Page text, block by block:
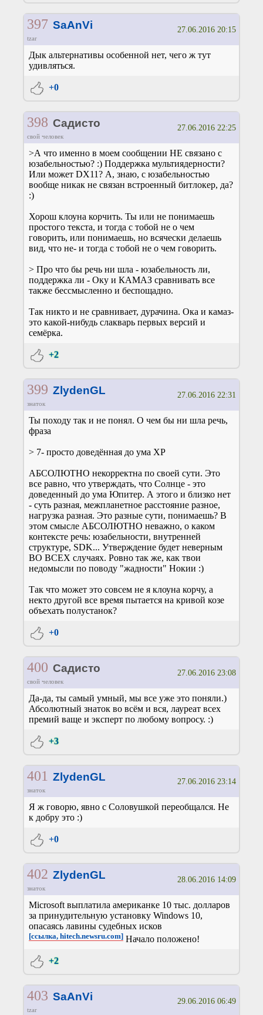
397 SaAnVi
tzar
27.06.2016 20:15
Дык альтернативы особенной нет, чего ж тут
удивляться.
+0
398 Садисто
свой человек
27.06.2016 22:25
>А что именно в моем сообщении НЕ связано с
юзабельностью? :) Поддержка мультиядерности?
Или может DX11? А, знаю, с юзабельностью
вообще никак не связан встроенный битлокер, да?
:)
Хорош клоуна корчить. Ты или не понимаешь
простого текста, и тогда с тобой не о чем
говорить, или понимаешь, но всячески делаешь
вид, что не- и тогда с тобой не о чем говорить.
> Про что бы речь ни шла - юзабельность ли,
поддержка ли - Оку и КАМАЗ сравнивать все
также бессмысленно и беспощадно.
Так никто и не сравнивает, дурачина. Ока и камаз-
это какой-нибудь слакварь первых версий и
семёрка.
+2
399 ZlydenGL
знаток
27.06.2016 22:31
Ты походу так и не понял. О чем бы ни шла речь,
фраза
> 7- просто доведённая до ума ХР
АБСОЛЮТНО некорректна по своей сути. Это
все равно, что утверждать, что Солнце - это
доведенный до ума Юпитер. А этого и близко нет
- суть разная, межпланетное расстояние разное,
нагрузка разная. Это разные сути, понимаешь? В
этом смысле АБСОЛЮТНО неважно, о каком
контексте речь: юзабельности, внутренней
структуре, SDK... Утверждение будет неверным
ВО ВСЕХ случаях. Ровно так же, как твои
недомысли по поводу "жадности" Нокии :)
Так что может это совсем не я клоуна корчу, а
некто другой все время пытается на кривой козе
объехать полустанок?
+0
400 Садисто
свой человек
27.06.2016 23:08
Да-да, ты самый умный, мы все уже это поняли.)
Абсолютный знаток во всём и вся, лауреат всех
премий ваще и эксперт по любому вопросу. :)
+3
401 ZlydenGL
знаток
27.06.2016 23:14
Я ж говорю, явно с Соловушкой переобщался. Не
к добру это :)
+0
402 ZlydenGL
знаток
28.06.2016 14:09
Microsoft выплатила американке 10 тыс. долларов
за принудительную установку Windows 10,
опасаясь лавины судебных исков
[ссылка, hitech.newsru.com] Начало положено!
+2
403 SaAnVi
tzar
29.06.2016 06:49